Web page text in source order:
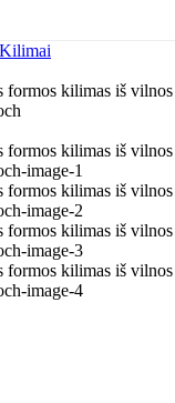
Kilimai